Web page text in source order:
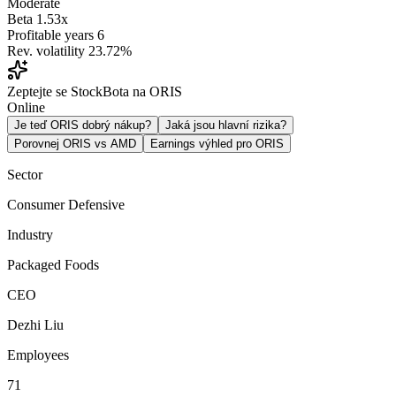
Moderate
Beta 1.53x
Profitable years 6
Rev. volatility 23.72%
Zeptejte se StockBota na ORIS
Online
Je teď ORIS dobrý nákup?
Jaká jsou hlavní rizika?
Porovnej ORIS vs AMD
Earnings výhled pro ORIS
Sector
Consumer Defensive
Industry
Packaged Foods
CEO
Dezhi Liu
Employees
71